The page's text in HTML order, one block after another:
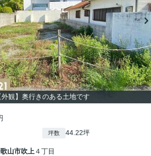
外観】奥行きのある土地です
坪数 44.22坪
山市吹上４丁目